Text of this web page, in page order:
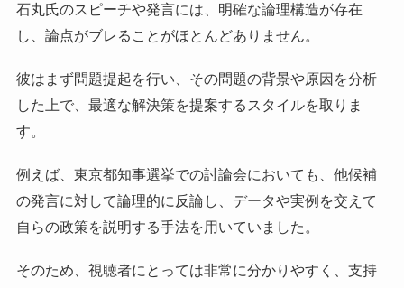
石丸氏のスピーチや発言には、明確な論理構造が存在
し、論点がブレることがほとんどありません。
彼はまず問題提起を行い、その問題の背景や原因を分析
した上で、最適な解決策を提案するスタイルを取りま
す。
例えば、東京都知事選挙での討論会においても、他候補
の発言に対して論理的に反論し、データや実例を交えて
自らの政策を説明する手法を用いていました。
そのため、視聴者にとっては非常に分かりやすく、支持